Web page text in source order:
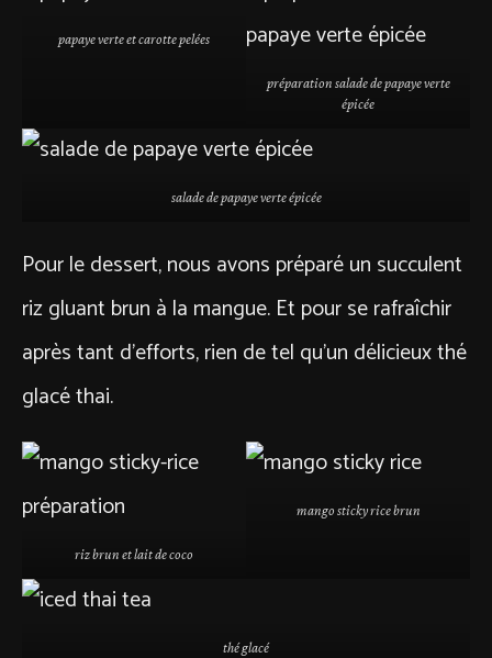
papaye verte et carotte pelées
préparation salade de papaye verte
épicée
salade de papaye verte épicée
Pour le dessert, nous avons préparé un succulent
riz gluant brun à la mangue. Et pour se rafraîchir
après tant d’efforts, rien de tel qu’un délicieux thé
glacé thai.
riz brun et lait de coco
mango sticky rice brun
thé glacé